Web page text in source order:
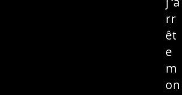
rr
êt
e
m
on